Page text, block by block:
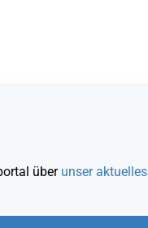
über unser